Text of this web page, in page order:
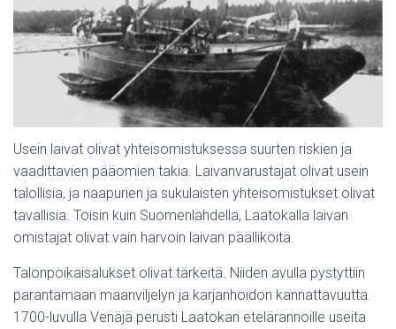
Usein laivat olivat yhteisomistuksessa suurten riskien ja
vaadittavien pääomien takia. Laivanvarustajat olivat usein
talollisia, ja naapurien ja sukulaisten yhteisomistukset olivat
tavallisia. Toisin kuin Suomenlahdella, Laatokalla laivan
omistajat olivat vain harvoin laivan päälliköitä.
Talonpoikaisalukset olivat tärkeitä. Niiden avulla pystyttiin
parantamaan maanviljelyn ja karjanhoidon kannattavuutta.
1700-luvulla Venäjä perusti Laatokan etelärannoille useita